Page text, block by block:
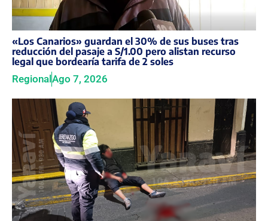
«Los Canarios» guardan el 30% de sus buses tras
reducción del pasaje a S/1.00 pero alistan recurso
legal que bordearía tarifa de 2 soles
RegionalAgo 7, 2026